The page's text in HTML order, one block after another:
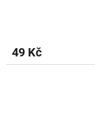
49 Kč